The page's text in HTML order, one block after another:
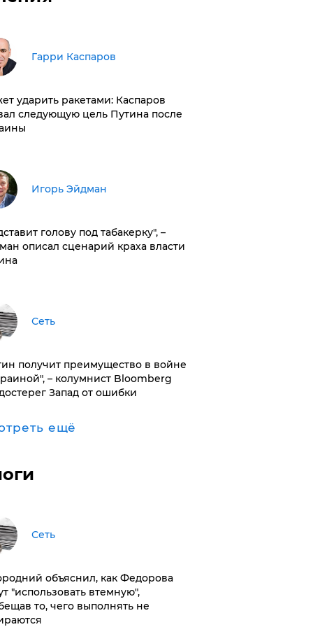
Гарри Каспаров
ударить ракетами: Каспаров
следующую цель Путина после
Игорь Эйдман
голову под табакерку", –
описал сценарий краха власти
Сеть
получит преимущество в войне
– колумнист Bloomberg
Запад от ошибки
ещё
Сеть
объяснил, как Федорова
"использовать втемную",
то, чего выполнять не